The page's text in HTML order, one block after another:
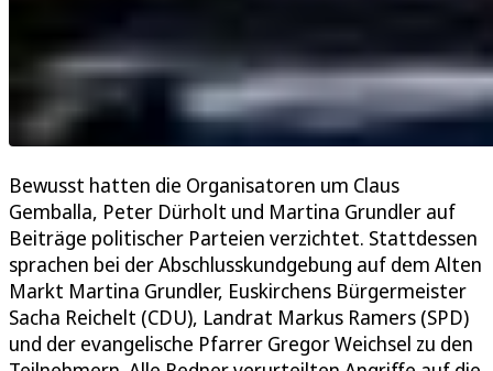
Bewusst hatten die Organisatoren um Claus
Gemballa, Peter Dürholt und Martina Grundler auf
Beiträge politischer Parteien verzichtet. Stattdessen
sprachen bei der Abschlusskundgebung auf dem Alten
Markt Martina Grundler, Euskirchens Bürgermeister
Sacha Reichelt (CDU), Landrat Markus Ramers (SPD)
und der evangelische Pfarrer Gregor Weichsel zu den